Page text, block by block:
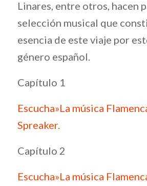
Linares, entre otros, hacen
selección musical que
esencia de este viaje por
género español.
Capítulo 1
Escucha»La música
Spreaker.
Capítulo 2
Escucha»La música